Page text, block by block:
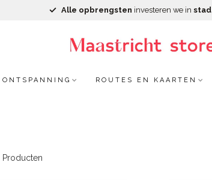
Alle opbrengsten investeren we in
ONTSPANNING ROUTES EN KAARTEN
Producten